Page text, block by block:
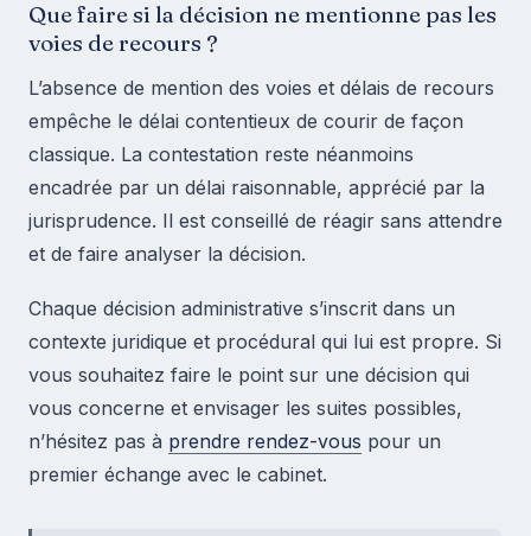
Que faire si la décision ne mentionne pas les
voies de recours ?
L’absence de mention des voies et délais de recours
empêche le délai contentieux de courir de façon
classique. La contestation reste néanmoins
encadrée par un délai raisonnable, apprécié par la
jurisprudence. Il est conseillé de réagir sans attendre
et de faire analyser la décision.
Chaque décision administrative s’inscrit dans un
contexte juridique et procédural qui lui est propre. Si
vous souhaitez faire le point sur une décision qui
vous concerne et envisager les suites possibles,
n’hésitez pas à prendre rendez-vous pour un
premier échange avec le cabinet.